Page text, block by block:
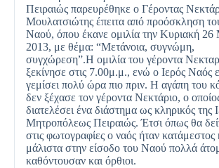
Πειραιώς παρευρέθηκε ο Γέροντας
Μουλατσιώτης έπειτα από προόσκληση
Ναού, όπου έκανε ομιλία την Κυριακή 26
2013, με θέμα: “Μετάνοια, συγνώμη,
συγχώρεση”.Η ομιλία του γέροντα
ξεκίνησε στις 7.00μ.μ., ενώ ο Ιερός Ναός
γεμίσει πολύ ώρα πιο πριν. Η αγάπη του
δεν ξέχασε τον γέροντα Νεκτάριο, ο
διατελέσει ένα διάστημα ως κληρικός της
Μητροπόλεως Πειραιώς. Έτσι όπως θα
στις φωτογραφίες ο ναός ήταν κατάμεστος
μάλιστα στην είσοδο του Ναού πολλά
καθόντουσαν και όρθιοι.